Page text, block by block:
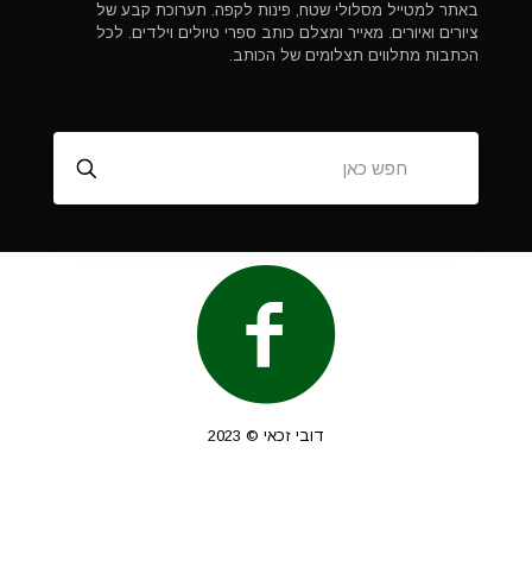
באתר למטייל מסלולי שטח, פינות לקפה. תערוכת קבע של
ציורים ואיורים. מאייר ומצלם כותב ספרי טיולים וילדים. לכל
הכתבות מתלווים תצלומים של הכותב.
דובי זכאי © 2023